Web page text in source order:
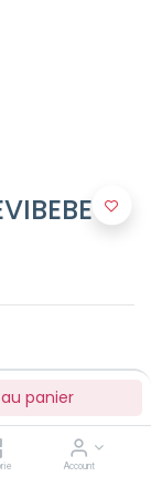
panier
Account